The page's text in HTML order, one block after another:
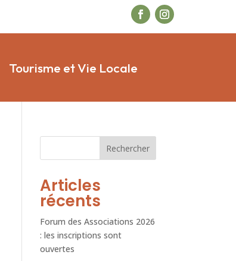
Tourisme et Vie Locale
Rechercher
Articles
récents
Forum des Associations 2026
: les inscriptions sont
ouvertes